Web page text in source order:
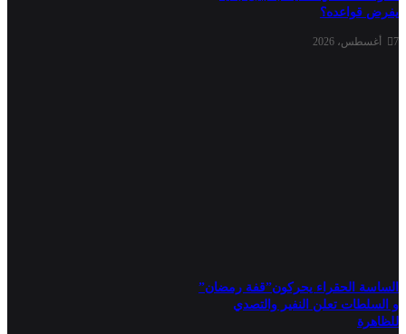
يفرض قواعده؟
7 أغسطس، 2026
الساسة الحقراء يحركون”قفة رمضان”
و السلطات تعلن النفير والتصدي
للظاهرة